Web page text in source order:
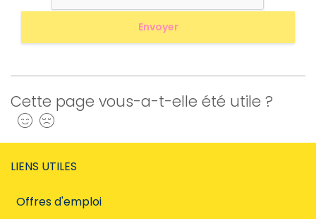
Cette page vous-a-t-elle été utile ?
Oui
LIENS UTILES
Offres d'emploi